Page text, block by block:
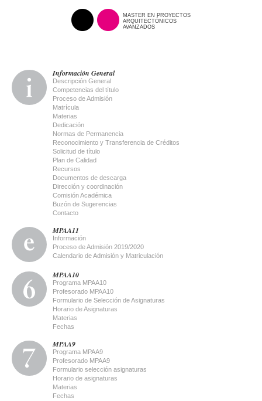
MASTER EN PROYECTOS
ARQUITECTÓNICOS
AVANZADOS
Información General
Descripción General
Competencias del título
Proceso de Admisión
Matrícula
Materias
Dedicación
Normas de Permanencia
Reconocimiento y Transferencia de Créditos
Solicitud de título
Plan de Calidad
Recursos
Documentos de descarga
Dirección y coordinación
Comisión Académica
Buzón de Sugerencias
Contacto
MPAA11
Información
Proceso de Admisión 2019/2020
Calendario de Admisión y Matriculación
MPAA10
Programa MPAA10
Profesorado MPAA10
Formulario de Selección de Asignaturas
Horario de Asignaturas
Materias
Fechas
MPAA9
Programa MPAA9
Profesorado MPAA9
Formulario selección asignaturas
Horario de asignaturas
Materias
Fechas